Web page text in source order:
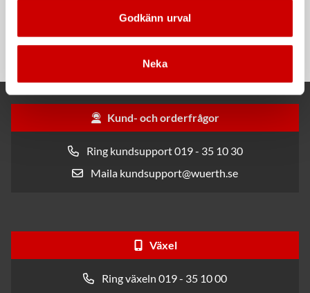
Godkänn urval
Neka
För snabb och effektiv rengöring
metall-, plast- och gummidetaljer.
Kund- och orderfrågor
Ring kundsupport 019 - 35 10 30
Maila kundsupport@wuerth.se
Växel
Ring växeln 019 - 35 10 00